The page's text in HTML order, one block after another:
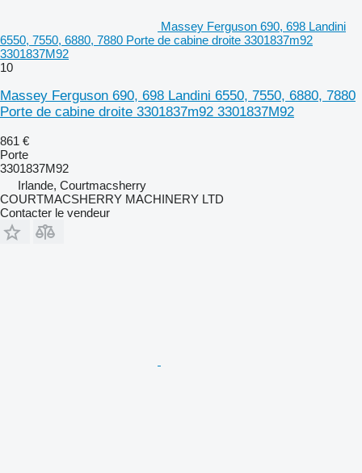
Massey Ferguson 690, 698 Landini
6550, 7550, 6880, 7880 Porte de cabine droite 3301837m92
3301837M92
10
Massey Ferguson 690, 698 Landini 6550, 7550, 6880, 7880
Porte de cabine droite 3301837m92 3301837M92
861 €
Porte
3301837M92
Irlande, Courtmacsherry
COURTMACSHERRY MACHINERY LTD
Contacter le vendeur